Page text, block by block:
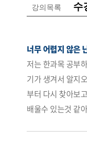
강의목록 수